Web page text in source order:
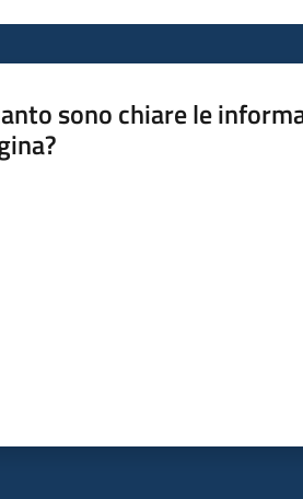
sono chiare le